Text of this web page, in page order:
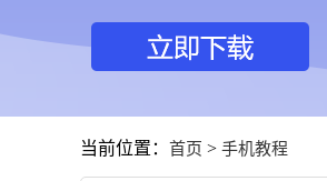
当前位置： 首页 > 手机教程